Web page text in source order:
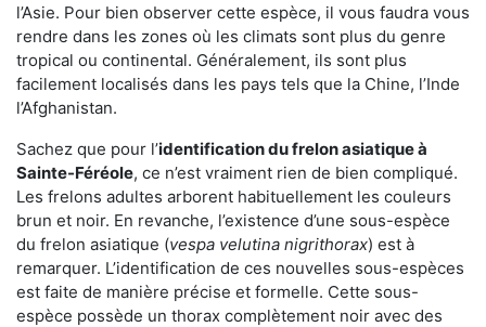
l’Asie. Pour bien observer cette espèce, il vous faudra vous
rendre dans les zones où les climats sont plus du genre
tropical ou continental. Généralement, ils sont plus
facilement localisés dans les pays tels que la Chine, l’Inde
l’Afghanistan.
Sachez que pour l’identification du frelon asiatiqueà
Sainte-Féréole, ce n’est vraiment rien de bien compliqué.
Les frelons adultes arborent habituellement les couleurs
brun et noir. En revanche, l’existence d’une sous-espèce
du frelon asiatique (vespa velutina nigrithorax) est à
remarquer. L’identification de ces nouvelles sous-espèces
est faite de manière précise et formelle. Cette sous-
espèce possède un thorax complètement noir avec des